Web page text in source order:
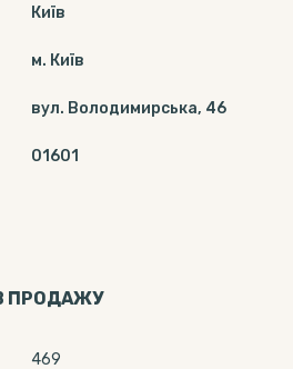
Київ
м. Київ
вул. Володимирська, 46
01601
ПРОДАЖУ
469